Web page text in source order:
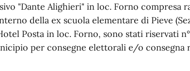
"Dante Alighieri" in loc. Forno compresa
della ex scuola elementare di Pieve
Posta in loc. Forno, sono stati riservati
per consegne elettorali e/o consegna